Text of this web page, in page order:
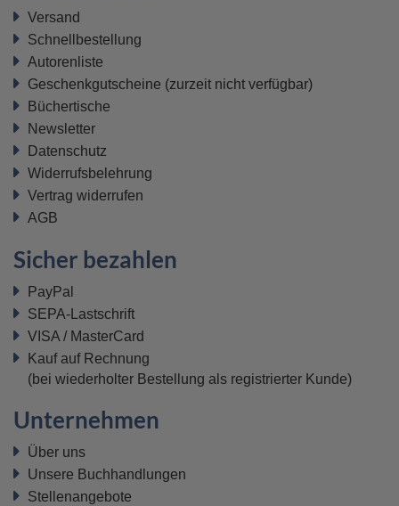
Versand
Schnellbestellung
Autorenliste
Geschenkgutscheine (zurzeit nicht verfügbar)
Büchertische
Newsletter
Datenschutz
Widerrufsbelehrung
Vertrag widerrufen
AGB
Sicher bezahlen
PayPal
SEPA-Lastschrift
VISA / MasterCard
Kauf auf Rechnung
(bei wiederholter Bestellung als registrierter Kunde)
Unternehmen
Über uns
Unsere Buchhandlungen
Stellenangebote